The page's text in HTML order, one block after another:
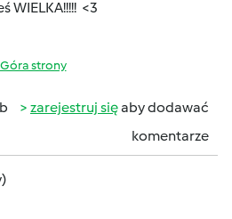
WIELKA!!!!! <3
Góra strony
zarejestruj sięaby dodawać
komentarze